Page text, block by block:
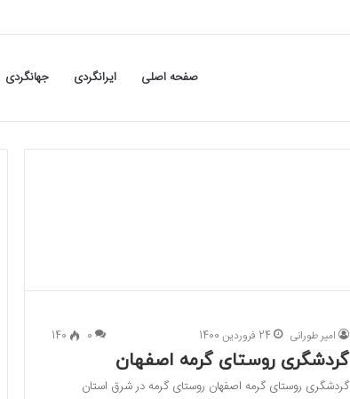
صفحه اصلی ایرانگردی جهانگردی
امیر طورانی 24 فروردین 1400 0
140
گردشگری روستای گرمه اصفهان
گردشگری روستای گرمه اصفهان روستای گرمه در شرق استان